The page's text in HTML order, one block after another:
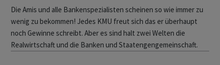
Die Amis und alle Bankenspezialisten scheinen so wie immer zu
wenig zu bekommen! Jedes KMU freut sich das er überhaupt
noch Gewinne schreibt. Aber es sind halt zwei Welten die
Realwirtschaft und die Banken und Staatengengemeinschaft.